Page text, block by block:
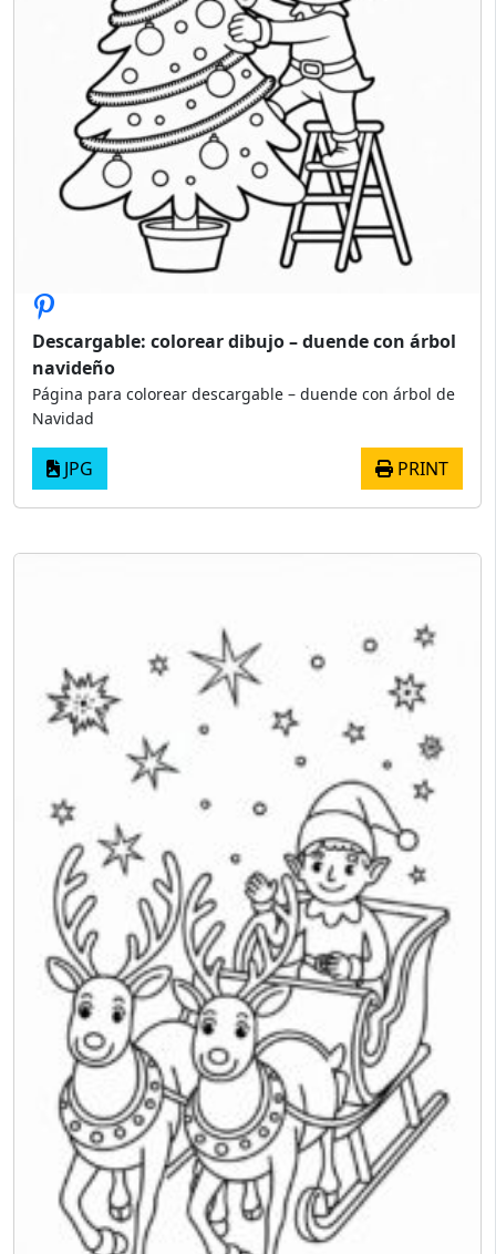
Descargable: colorear dibujo – duende con árbol
navideño
Página para colorear descargable – duende con árbol de
Navidad
JPG PRINT